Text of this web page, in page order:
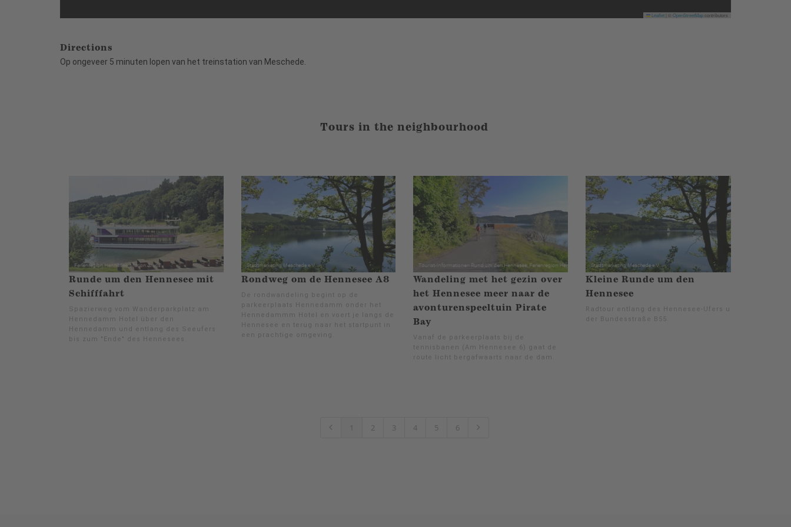
Leaflet OpenStreetMapcontributors
Directions
Op ongeveer 5 minuten lopen van het treinstation van Meschede.
Tours in the neighbourhood
Runde um den Hennesee mit
Schifffahrt
Spazierweg vom Wanderparkplatz am
Hennedamm Hotel über den
Hennedamm und entlang des Seeufers
bis zum "Ende" des Hennesees.
Rondweg om de Hennesee A8
De rondwandeling begint op de
parkeerplaats Hennedamm onder het
Hennedammm Hotel en voert je langs de
Hennesee en terug naar het startpunt in
een prachtige omgeving.
Wandeling met het gezin over
het Hennesee meer naar de
avonturenspeeltuin Pirate
Bay
Vanaf de parkeerplaats bij de
tennisbanen (Am Hennesee 6) gaat de
route licht bergafwaarts naar de dam.
Kleine Runde um den
Hennesee
Radtour entlang des Hennesee-Ufers und
der Bundesstraße B55.
1 2 3 4 5 6